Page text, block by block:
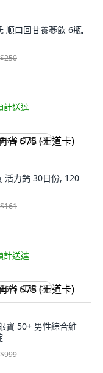
順口回甘養蔘飲 6瓶,
$250
計送達
$75 (王道卡)
活力鈣 30日份, 120
$161
計送達
$75 (王道卡)
寶 50+ 男性綜合維
$999